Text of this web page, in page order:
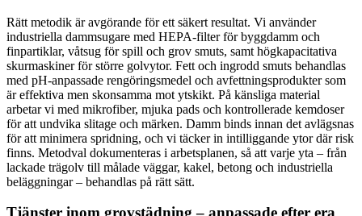
Rätt metodik är avgörande för ett säkert resultat. Vi använder
industriella dammsugare med HEPA-filter för byggdamm och
finpartiklar, våtsug för spill och grov smuts, samt högkapacitativa
skurmaskiner för större golvytor. Fett och ingrodd smuts behandlas
med pH-anpassade rengöringsmedel och avfettningsprodukter som
är effektiva men skonsamma mot ytskikt. På känsliga material
arbetar vi med mikrofiber, mjuka pads och kontrollerade kemdoser
för att undvika slitage och märken. Damm binds innan det avlägsnas
för att minimera spridning, och vi täcker in intilliggande ytor där risk
finns. Metodval dokumenteras i arbetsplanen, så att varje yta – från
lackade trägolv till målade väggar, kakel, betong och industriella
beläggningar – behandlas på rätt sätt.
Tjänster inom grovstädning – anpassade efter era